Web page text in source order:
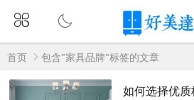
首页 包含"家具品牌"标签的文章
如何选择优